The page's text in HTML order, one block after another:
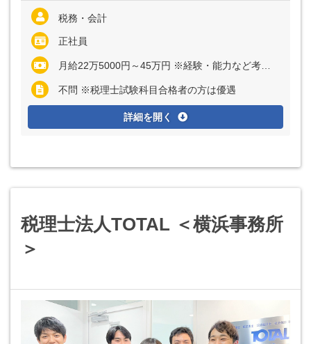
税務・会計
正社員
月給22万5000円～45万円 ※経験・能力など考慮の上、決定いたします ※残業代は全額支給
不問 ※税理士試験科目合格者の方は優遇
詳細を開く
税理士法人TOTAL ＜横浜事務所
＞